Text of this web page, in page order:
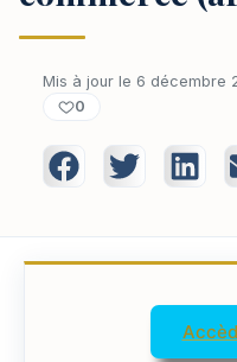
Mis à jour le 6 décembre
0